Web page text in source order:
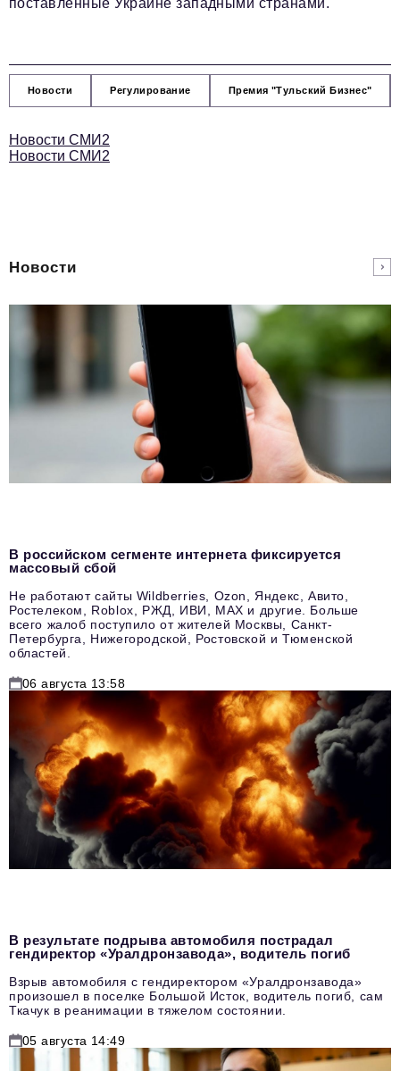
поставленные Украине западными странами.
Новости Регулирование Премия "Тульский Бизнес"
Новости СМИ2
Новости СМИ2
Новости
В российском сегменте интернета фиксируется
массовый сбой
Не работают сайты Wildberries, Ozon, Яндекс, Авито,
Ростелеком, Roblox, РЖД, ИВИ, MAX и другие. Больше
всего жалоб поступило от жителей Москвы, Санкт-
Петербурга, Нижегородской, Ростовской и Тюменской
областей.
06 августа 13:58
В результате подрыва автомобиля пострадал
гендиректор «Уралдронзавода», водитель погиб
Взрыв автомобиля с гендиректором «Уралдронзавода»
произошел в поселке Большой Исток, водитель погиб, сам
Ткачук в реанимации в тяжелом состоянии.
05 августа 14:49